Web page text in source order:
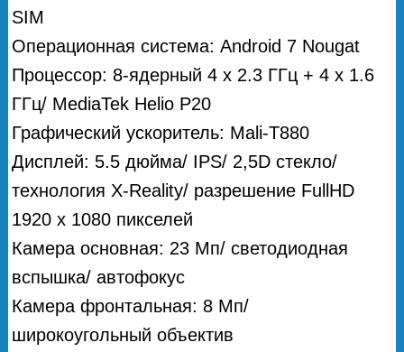
SIM
Операционная система: Android 7 Nougat
Процессор: 8-ядерный 4 х 2.3 ГГц + 4 х 1.6
ГГц/ MediaTek Helio P20
Графический ускоритель: Mali-T880
Дисплей: 5.5 дюйма/ IPS/ 2,5D стекло/
технология X-Reality/ разрешение FullHD
1920 х 1080 пикселей
Камера основная: 23 Мп/ светодиодная
вспышка/ автофокус
Камера фронтальная: 8 Мп/
широкоугольный объектив